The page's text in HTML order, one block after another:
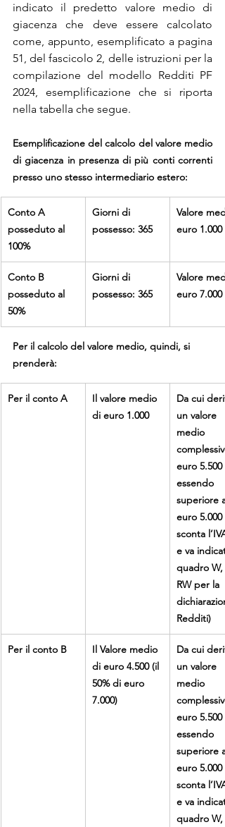
indicato il predetto valore medio di
giacenza che deve essere calcolato
come, appunto, esemplificato a pagina
51, del fascicolo 2, delle istruzioni per la
compilazione del modello Redditi PF
2024, esemplificazione che si riporta
nella tabella che segue.
Esemplificazione del calcolo del valore medio
di giacenza in presenza di più conti correnti
presso uno stesso intermediario estero:
Conto A
posseduto al
100%
Giorni di
possesso: 365
Valore
euro 1.000
Conto B
posseduto al
50%
Giorni di
possesso: 365
Valore
euro 7.000
Per il calcolo del valore medio, quindi, si
prenderà:
Per il conto A
Il valore medio
di euro 1.000
Da cui
un valore
medio
euro 5.500
essendo
superiore
euro 5.000
sconta
e va
quadro W,
RW per la
Redditi)
Per il conto B
Il Valore medio
di euro 4.500 (il
50% di euro
7.000)
Da cui
un valore
medio
euro 5.500
essendo
superiore
euro 5.000
sconta
e va
quadro W,